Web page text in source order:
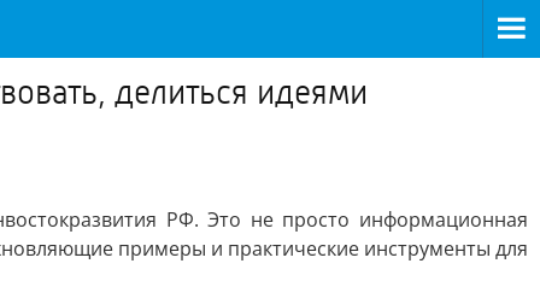
делиться идеями
РФ. Это не просто информационная
примеры и практические инструменты для